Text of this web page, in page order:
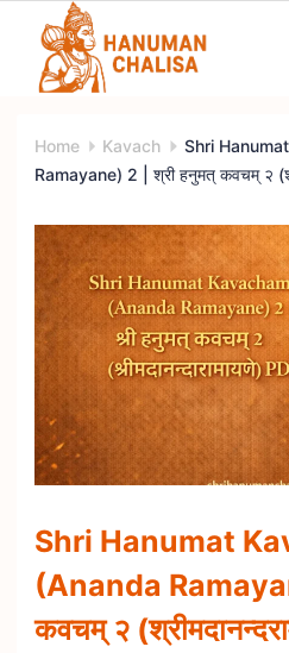
content
Home Kavach
Shri
Ramayane) 2 | श्री हनुमत् कवचम् २
Shri Hanumat
(Ananda
कवचम् २